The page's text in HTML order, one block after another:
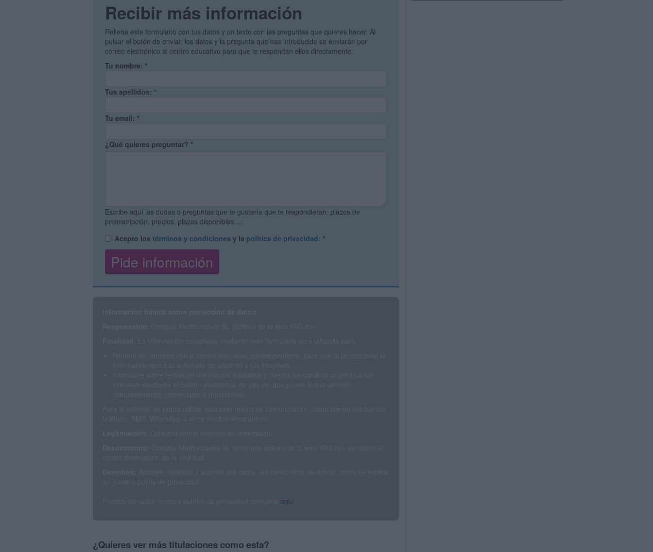
Recibir más información
Rellena este formulario con tus datos y un texto con las preguntas que quieres hacer. Al
pulsar el botón de enviar, los datos y la pregunta que has introducido se enviarán por
correo electrónico al centro educativo para que te respondan ellos directamente.
Tu nombre: *
Tus apellidos: *
Tu email: *
¿Qué quieres preguntar? *
Escribe aquí las dudas o preguntas que te gustaría que te respondieran: plazos de
preinscripción, precios, plazas disponibles…:
Acepto los términos y condiciones y la política de privacidad: *
aquí
¿Quieres ver más titulaciones como esta?